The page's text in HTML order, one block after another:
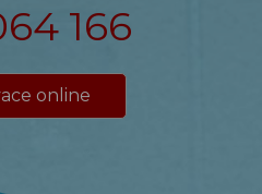
166
online